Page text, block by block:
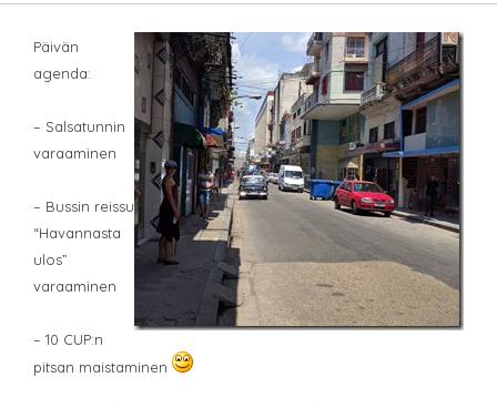
Päivän
agenda:
– Salsatunnin
varaaminen
– Bussin reissu
“Havannasta
ulos”
varaaminen
– 10 CUP:n
pitsan maistaminen